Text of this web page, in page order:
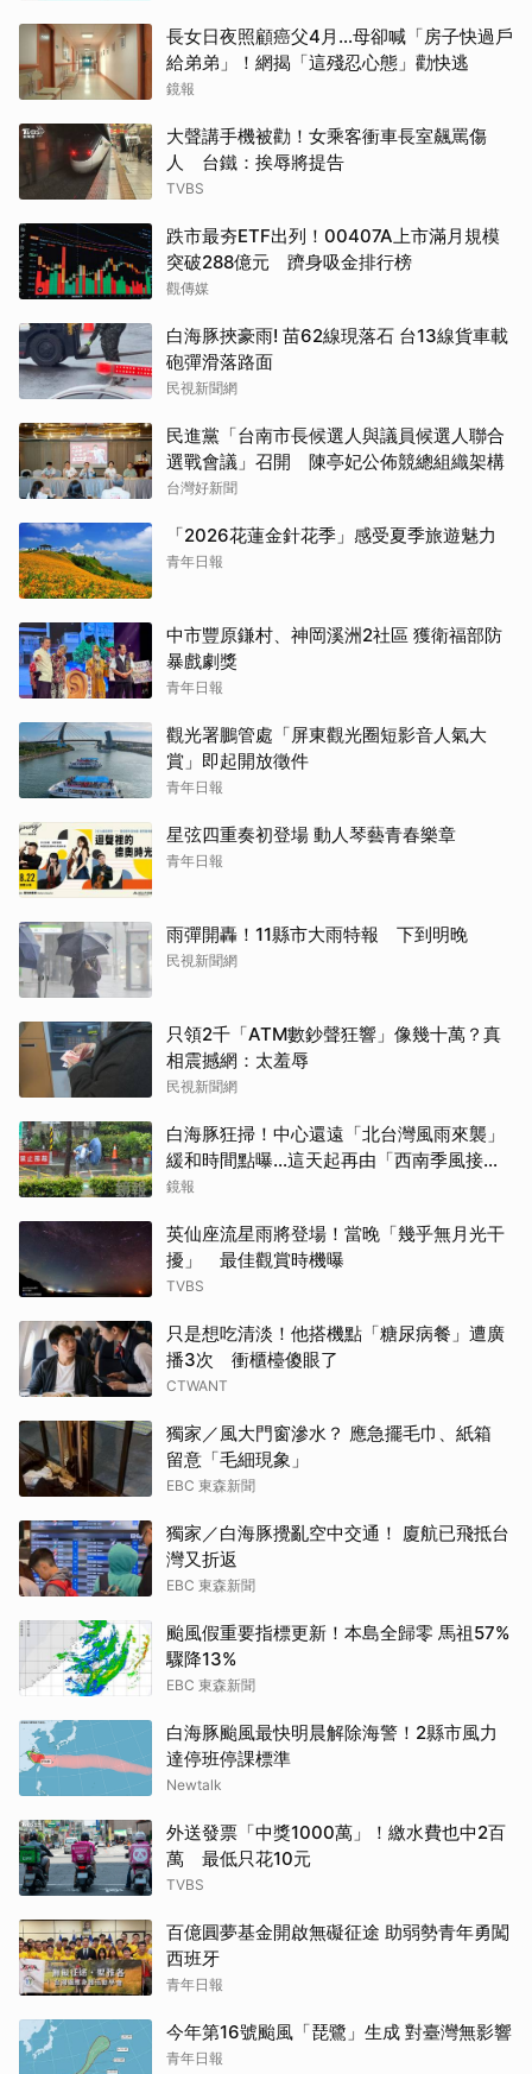
長女日夜照顧癌父4月…母卻喊「房子快過戶
給弟弟」！網揭「這殘忍心態」勸快逃
鏡報
大聲講手機被勸！女乘客衝車長室飆罵傷
人 台鐵：挨辱將提告
TVBS
跌市最夯ETF出列！00407A上市滿月規模
突破288億元 躋身吸金排行榜
觀傳媒
白海豚挾豪雨! 苗62線現落石 台13線貨車載
砲彈滑落路面
民視新聞網
民進黨「台南市長候選人與議員候選人聯合
選戰會議」召開 陳亭妃公佈競總組織架構
台灣好新聞
「2026花蓮金針花季」感受夏季旅遊魅力
青年日報
中市豐原鎌村、神岡溪洲2社區 獲衛福部防
暴戲劇獎
青年日報
觀光署鵬管處「屏東觀光圈短影音人氣大
賞」即起開放徵件
青年日報
星弦四重奏初登場 動人琴藝青春樂章
青年日報
雨彈開轟！11縣市大雨特報 下到明晚
民視新聞網
只領2千「ATM數鈔聲狂響」像幾十萬？真
相震撼網：太羞辱
民視新聞網
白海豚狂掃！中心還遠「北台灣風雨來襲」
緩和時間點曝…這天起再由「西南季風接
管」
鏡報
英仙座流星雨將登場！當晚「幾乎無月光干
擾」 最佳觀賞時機曝
TVBS
只是想吃清淡！他搭機點「糖尿病餐」遭廣
播3次 衝櫃檯傻眼了
CTWANT
獨家／風大門窗滲水？ 應急擺毛巾、紙箱
留意「毛細現象」
EBC 東森新聞
獨家／白海豚攪亂空中交通！ 廈航已飛抵台
灣又折返
EBC 東森新聞
颱風假重要指標更新！本島全歸零 馬祖57%
驟降13%
EBC 東森新聞
白海豚颱風最快明晨解除海警！2縣市風力
達停班停課標準
Newtalk
外送發票「中獎1000萬」！繳水費也中2百
萬 最低只花10元
TVBS
百億圓夢基金開啟無礙征途 助弱勢青年勇闖
西班牙
青年日報
今年第16號颱風「琵鷺」生成 對臺灣無影響
青年日報